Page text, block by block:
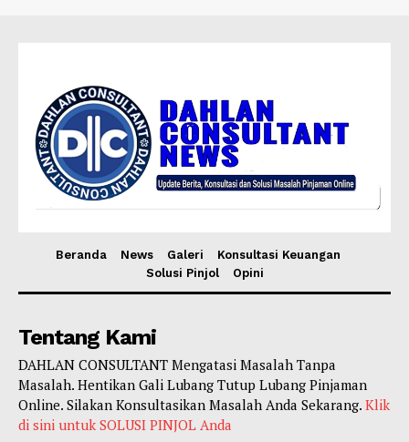
Beranda News Galeri
Konsultasi Keuangan
Solusi Pinjol
Opini
Tentang Kami
DAHLAN CONSULTANT Mengatasi Masalah Tanpa
Masalah. Hentikan Gali Lubang Tutup Lubang Pinjaman
Online. Silakan Konsultasikan Masalah Anda Sekarang. Klik
di sini untuk SOLUSI PINJOL Anda